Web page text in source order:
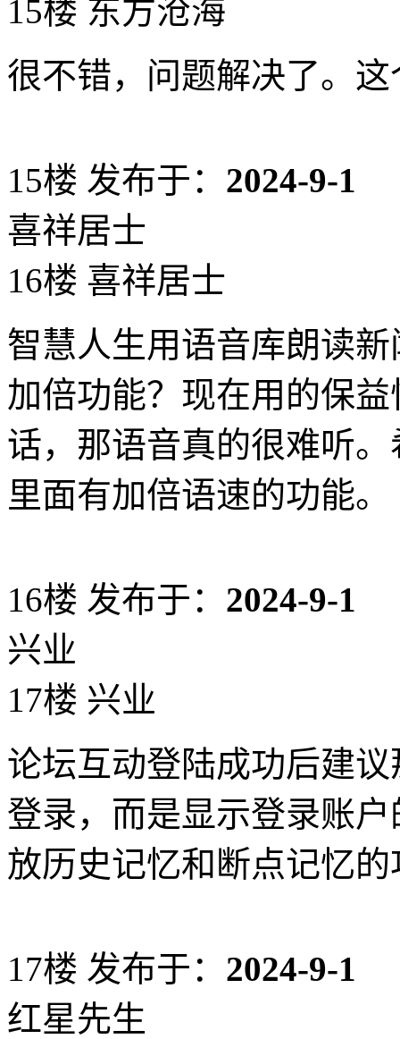
15楼 东方沧海
很不错，问题解决了。
15楼 发布于： 2024-9-1
喜祥居士
16楼 喜祥居士
智慧人生用语音库朗读
加倍功能？现在用的保
话，那语音真的很难听
里面有加倍语速的功能。
16楼 发布于： 2024-9-1
兴业
17楼 兴业
论坛互动登陆成功后建
登录，而是显示登录账
放历史记忆和断点记忆的
17楼 发布于： 2024-9-1
红星先生